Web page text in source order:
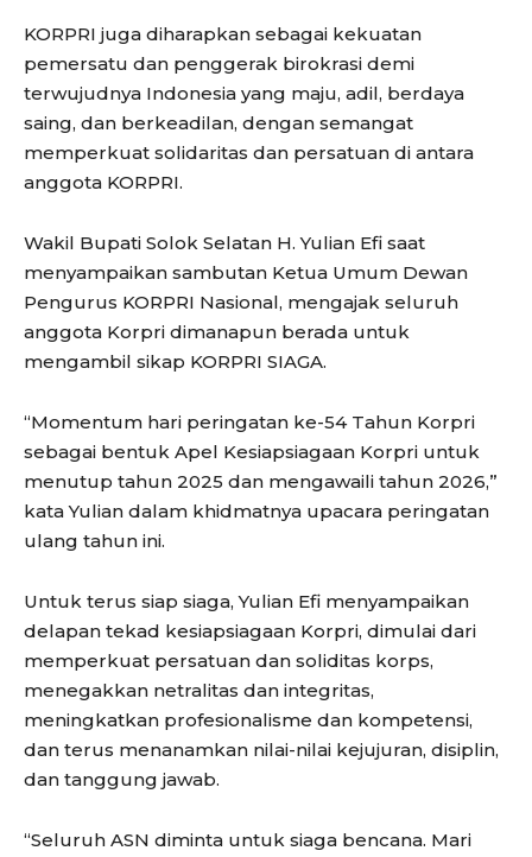
KORPRI juga diharapkan sebagai kekuatan
pemersatu dan penggerak birokrasi demi
terwujudnya Indonesia yang maju, adil, berdaya
saing, dan berkeadilan, dengan semangat
memperkuat solidaritas dan persatuan di antara
anggota KORPRI.
Wakil Bupati Solok Selatan H. Yulian Efi saat
menyampaikan sambutan Ketua Umum Dewan
Pengurus KORPRI Nasional, mengajak seluruh
anggota Korpri dimanapun berada untuk
mengambil sikap KORPRI SIAGA.
“Momentum hari peringatan ke-54 Tahun Korpri
sebagai bentuk Apel Kesiapsiagaan Korpri untuk
menutup tahun 2025 dan mengawaili tahun 2026,”
kata Yulian dalam khidmatnya upacara peringatan
ulang tahun ini.
Untuk terus siap siaga, Yulian Efi menyampaikan
delapan tekad kesiapsiagaan Korpri, dimulai dari
memperkuat persatuan dan soliditas korps,
menegakkan netralitas dan integritas,
meningkatkan profesionalisme dan kompetensi,
dan terus menanamkan nilai-nilai kejujuran, disiplin,
dan tanggung jawab.
“Seluruh ASN diminta untuk siaga bencana. Mari